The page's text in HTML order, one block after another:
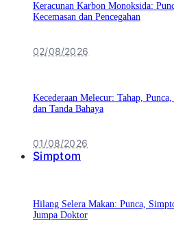
Keracunan Karbon Monoksida:
Kecemasan dan Pencegahan
02/08/2026
Kecederaan Melecur: Tahap,
dan Tanda Bahaya
01/08/2026
Simptom
Hilang Selera Makan: Punca,
Jumpa Doktor